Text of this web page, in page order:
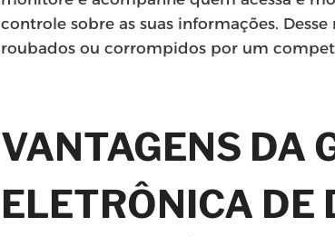
controle sobre as suas informações.
roubados ou corrompidos por um
VANTAGENS DA
ELETRÔNICA DE